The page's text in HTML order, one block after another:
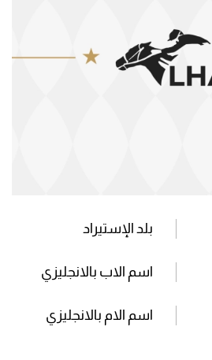
بلد الإستيراد
اسم الاب بالانجليزي
اسم الام بالانجليزي